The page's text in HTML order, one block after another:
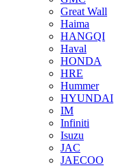
Great Wall
Haima
HANGQI
Haval
HONDA
HRE
Hummer
HYUNDAI
IM
Infiniti
Isuzu
JAC
JAECOO